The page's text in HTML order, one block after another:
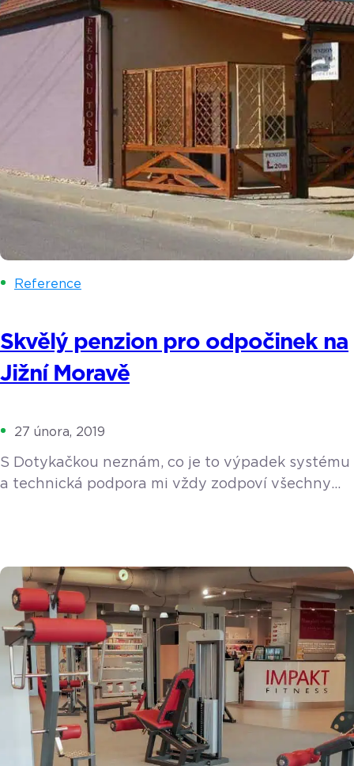
Reference
Skvělý penzion pro odpočinek na
Jižní Moravě
27 února, 2019
S Dotykačkou neznám, co je to výpadek systému
a technická podpora mi vždy zodpoví všechny
by jednou z vašich zastávek měl být tradiční
rodinný Penzion U Toníčka, nacházející se
v malebné vísce Nový Šaldorf v těsné blízkosti
Znojma. Nový Šaldorf je znám […]